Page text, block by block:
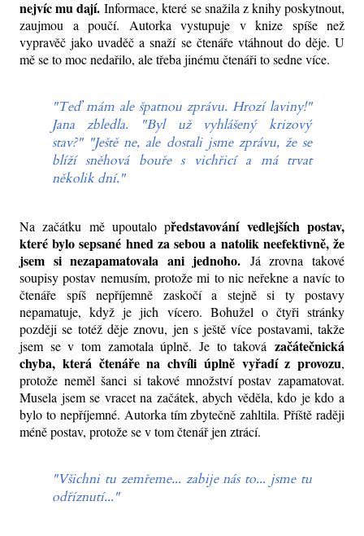
nejvíc mu dají.Informace, které se snažila z knihy poskytnout,
zaujmou a poučí. Autorka vystupuje v knize spíše než
vypravěč jako uvaděč a snaží se čtenáře vtáhnout do děje. U
mě se to moc nedařilo, ale třeba jinému čtenáři to sedne více.
"Teď mám ale špatnou zprávu. Hrozí laviny!"
Jana zbledla.
"Byl už vyhlášený krizový
stav?" "Ještě ne, ale dostali jsme zprávu, že se
blíží sněhová bouře s vichřicí a má trvat
několik dní."
Na začátku mě upoutalo představování vedlejších postav,
které bylo sepsané hned za sebou a natolik neefektivně, že
jsem si nezapamatovala ani jednoho. Já zrovna takové
soupisy postav nemusím, protože mi to nic neřekne a navíc to
čtenáře spíš nepříjemně zaskočí a stejně si ty postavy
nepamatuje, když je jich vícero. Bohužel o čtyři stránky
později se totéž děje znovu, jen s ještě více postavami, takže
jsem se v tom zamotala úplně. Je to taková začátečnická
chyba, která čtenáře na chvíli úplně vyřadí z provozu,
protože neměl šanci si takové množství postav zapamatovat.
Musela jsem se vracet na začátek, abych věděla, kdo je kdo a
bylo to nepříjemné. Autorka tím zbytečně zahltila. Příště raději
méně postav, protože se v tom čtenář jen ztrácí.
"Všichni tu zemřeme... zabije nás to... jsme tu
odříznutí..."